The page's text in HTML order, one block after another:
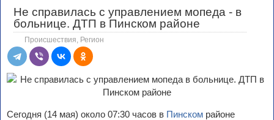
Не справилась с управлением мопеда - в
больнице. ДТП в Пинском районе
Происшествия Регион
Сегодня (14 мая) около 07:30 часов в Пинском районе